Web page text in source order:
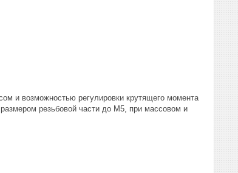
и возможностью регулировки крутящего момента
резьбовой части до М5, при массовом и